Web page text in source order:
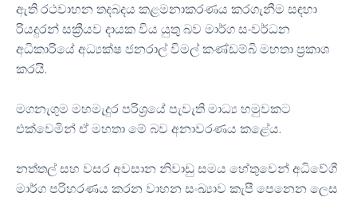
ඇති රථවාහන තදබදය කළමනාකරණය කරගැනීම සඳහා
රියදුරන් සක්‍රීයව දායක විය යුතු බව මාර්ග සංවර්ධන
අධිකාරියේ අධ්‍යක්ෂ ජනරාල් විමල් කණ්ඩම්බි මහතා ප්‍රකාශ
කරයි.
මගනැගුම මහමැදුර පරිශ්‍රයේ පැවැති මාධ්‍ය හමුවකට
එක්වෙමින් ඒ මහතා මේ බව අනාවරණය කළේය.
නත්තල් සහ වසර අවසාන නිවාඩු සමය හේතුවෙන් අධිවේගී
මාර්ග පරිහරණය කරන වාහන සංඛ්‍යාව කැපී පෙනෙන ලෙස